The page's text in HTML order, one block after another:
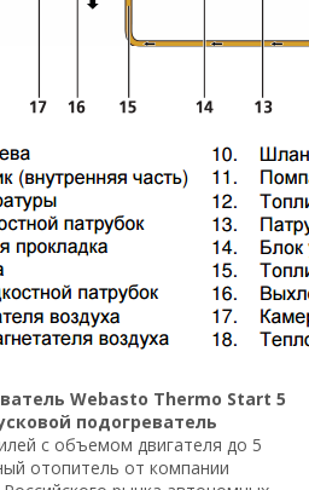
Webasto Thermo Start 5
подогреватель
с объемом двигателя до 5
отопитель от компании